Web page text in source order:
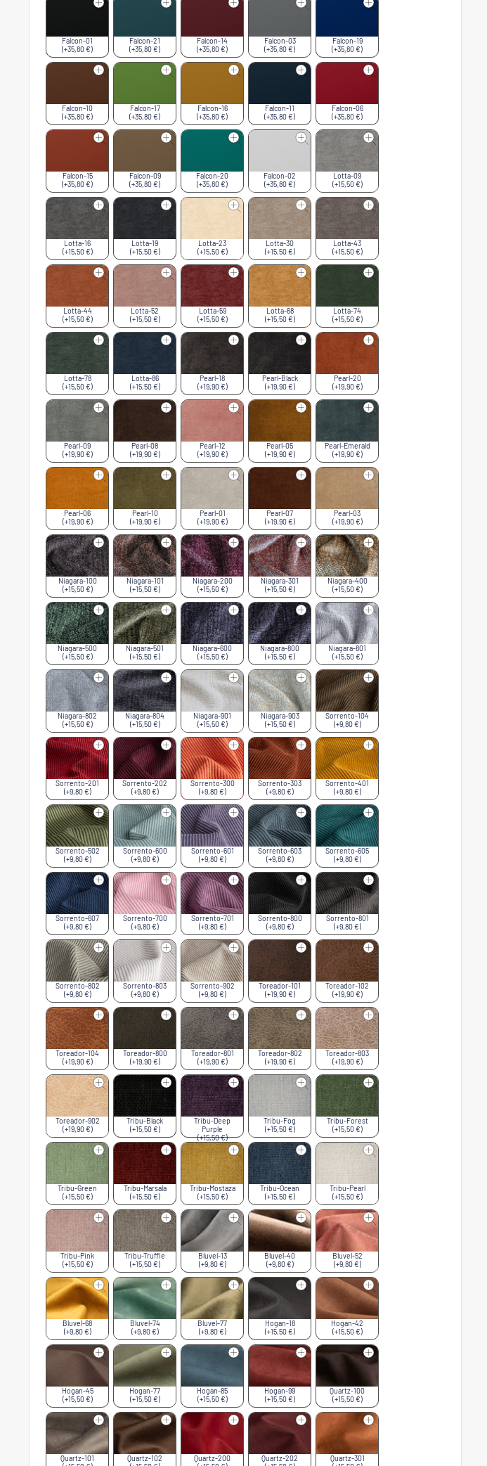
Falcon-01
(+35,80 €)
Falcon-21
(+35,80 €)
Falcon-14
(+35,80 €)
Falcon-03
(+35,80 €)
Falcon-19
(+35,80 €)
Falcon-10
(+35,80 €)
Falcon-17
(+35,80 €)
Falcon-16
(+35,80 €)
Falcon-11
(+35,80 €)
Falcon-06
(+35,80 €)
Falcon-15
(+35,80 €)
Falcon-09
(+35,80 €)
Falcon-20
(+35,80 €)
Falcon-02
(+35,80 €)
Lotta-09
(+15,50 €)
Lotta-16
(+15,50 €)
Lotta-19
(+15,50 €)
Lotta-23
(+15,50 €)
Lotta-30
(+15,50 €)
Lotta-43
(+15,50 €)
Lotta-44
(+15,50 €)
Lotta-52
(+15,50 €)
Lotta-59
(+15,50 €)
Lotta-68
(+15,50 €)
Lotta-74
(+15,50 €)
Lotta-78
(+15,50 €)
Lotta-86
(+15,50 €)
Pearl-18
(+19,90 €)
Pearl-Black
(+19,90 €)
Pearl-20
(+19,90 €)
Pearl-09
(+19,90 €)
Pearl-08
(+19,90 €)
Pearl-12
(+19,90 €)
Pearl-05
(+19,90 €)
Pearl-Emerald
(+19,90 €)
Pearl-06
(+19,90 €)
Pearl-10
(+19,90 €)
Pearl-01
(+19,90 €)
Pearl-07
(+19,90 €)
Pearl-03
(+19,90 €)
Niagara-100
(+15,50 €)
Niagara-101
(+15,50 €)
Niagara-200
(+15,50 €)
Niagara-301
(+15,50 €)
Niagara-400
(+15,50 €)
Niagara-500
(+15,50 €)
Niagara-501
(+15,50 €)
Niagara-600
(+15,50 €)
Niagara-800
(+15,50 €)
Niagara-801
(+15,50 €)
Niagara-802
(+15,50 €)
Niagara-804
(+15,50 €)
Niagara-901
(+15,50 €)
Niagara-903
(+15,50 €)
Sorrento-104
(+9,80 €)
Sorrento-201
(+9,80 €)
Sorrento-202
(+9,80 €)
Sorrento-300
(+9,80 €)
Sorrento-303
(+9,80 €)
Sorrento-401
(+9,80 €)
Sorrento-502
(+9,80 €)
Sorrento-600
(+9,80 €)
Sorrento-601
(+9,80 €)
Sorrento-603
(+9,80 €)
Sorrento-605
(+9,80 €)
Sorrento-607
(+9,80 €)
Sorrento-700
(+9,80 €)
Sorrento-701
(+9,80 €)
Sorrento-800
(+9,80 €)
Sorrento-801
(+9,80 €)
Sorrento-802
(+9,80 €)
Sorrento-803
(+9,80 €)
Sorrento-902
(+9,80 €)
Toreador-101
(+19,90 €)
Toreador-102
(+19,90 €)
Toreador-104
(+19,90 €)
Toreador-800
(+19,90 €)
Toreador-801
(+19,90 €)
Toreador-802
(+19,90 €)
Toreador-803
(+19,90 €)
Toreador-902
(+19,90 €)
Tribu-Black
(+15,50 €)
Tribu-Deep
Purple
(+15,50 €)
Tribu-Fog
(+15,50 €)
Tribu-Forest
(+15,50 €)
Tribu-Green
(+15,50 €)
Tribu-Marsala
(+15,50 €)
Tribu-Mostaza
(+15,50 €)
Tribu-Ocean
(+15,50 €)
Tribu-Pearl
(+15,50 €)
Tribu-Pink
(+15,50 €)
Tribu-Truffle
(+15,50 €)
Bluvel-13
(+9,80 €)
Bluvel-40
(+9,80 €)
Bluvel-52
(+9,80 €)
Bluvel-68
(+9,80 €)
Bluvel-74
(+9,80 €)
Bluvel-77
(+9,80 €)
Hogan-18
(+15,50 €)
Hogan-42
(+15,50 €)
Hogan-45
(+15,50 €)
Hogan-77
(+15,50 €)
Hogan-85
(+15,50 €)
Hogan-99
(+15,50 €)
Quartz-100
(+15,50 €)
Quartz-101
Quartz-102
Quartz-200
Quartz-202
Quartz-301